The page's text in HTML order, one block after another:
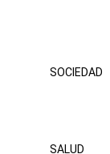
SOCIEDAD
SALUD